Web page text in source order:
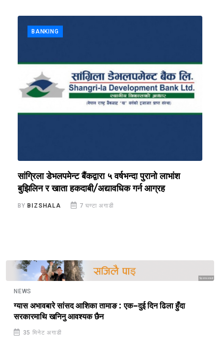
BANKING
सांग्रिला डेभलपमेन्ट बैंकद्वारा ५ वर्षभन्दा पुरानो लाभांश
बुझिलिन र खाता हकदाबी/अद्यावधिक गर्न आग्रह
BY BIZSHALA 7 घण्टा अगाडी
Sponsored
NEWS
ग्यास अभावबारे सांसद आशिका तामाङ : एक–दुई दिन ढिला हुँदा
सरकारमाथि खनिनु आवश्यक छैन
35 मिनेट अगाडी